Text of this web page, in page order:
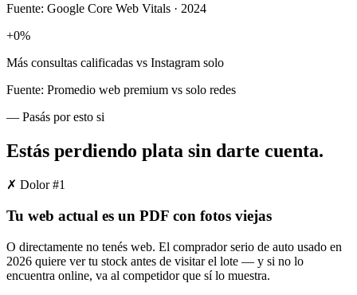
Fuente: Google Core Web Vitals · 2024
+0%
Más consultas calificadas vs Instagram solo
Fuente: Promedio web premium vs solo redes
— Pasás por esto si
Estás perdiendo plata sin darte cuenta.
✗ Dolor #1
Tu web actual es un PDF con fotos viejas
O directamente no tenés web. El comprador serio de auto usado en
2026 quiere ver tu stock antes de visitar el lote — y si no lo
encuentra online, va al competidor que sí lo muestra.